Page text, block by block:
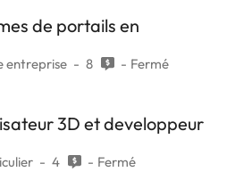
de portails en
entreprise 8 Fermé
3D et developpeur
4 Fermé